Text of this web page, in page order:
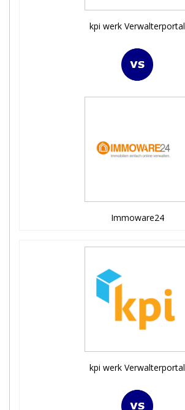
kpi werk Verwalterportal
Immoware24
kpi werk Verwalterportal